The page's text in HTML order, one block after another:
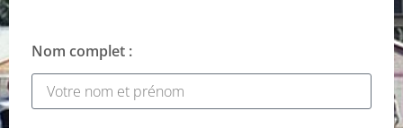
Nom complet :